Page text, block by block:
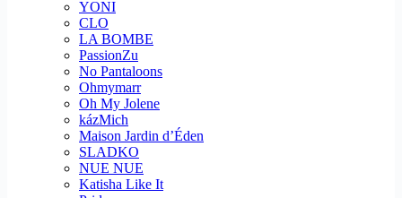
YONI
CLO
LA BOMBE
PassionZu
No Pantaloons
Ohmymarr
Oh My Jolene
kázMich
Maison Jardin d’Éden
SLADKO
NUE NUE
Katisha Like It